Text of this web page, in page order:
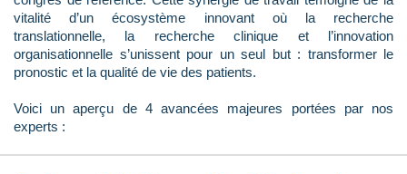
vitalité d’un écosystème innovant où la recherche
translationnelle, la recherche clinique et l’innovation
organisationnelle s’unissent pour un seul but : transformer le
pronostic et la qualité de vie des patients.
Voici un aperçu de 4 avancées majeures portées par nos
experts :